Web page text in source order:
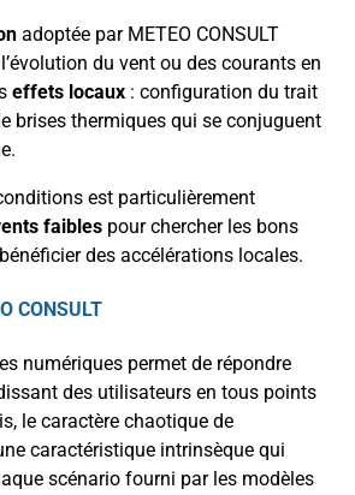
adoptée par METEO CONSULT
du vent ou des courants en
effets locaux : configuration du trait
brises thermiques qui se conjuguent
est particulièrement
faibles pour chercher les bons
des accélérations locales.
CONSULT
numériques permet de répondre
des utilisateurs en tous points
le caractère chaotique de
caractéristique intrinsèque qui
scénario fourni par les modèles